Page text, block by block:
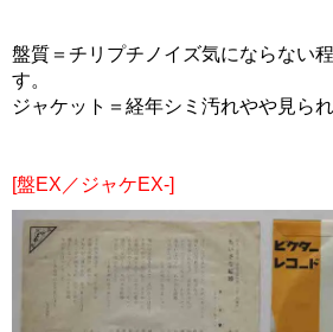
盤質＝チリプチノイズ気にならない
す。
ジャケット＝経年シミ汚れやや見られ
[盤EX／ジャケEX-]